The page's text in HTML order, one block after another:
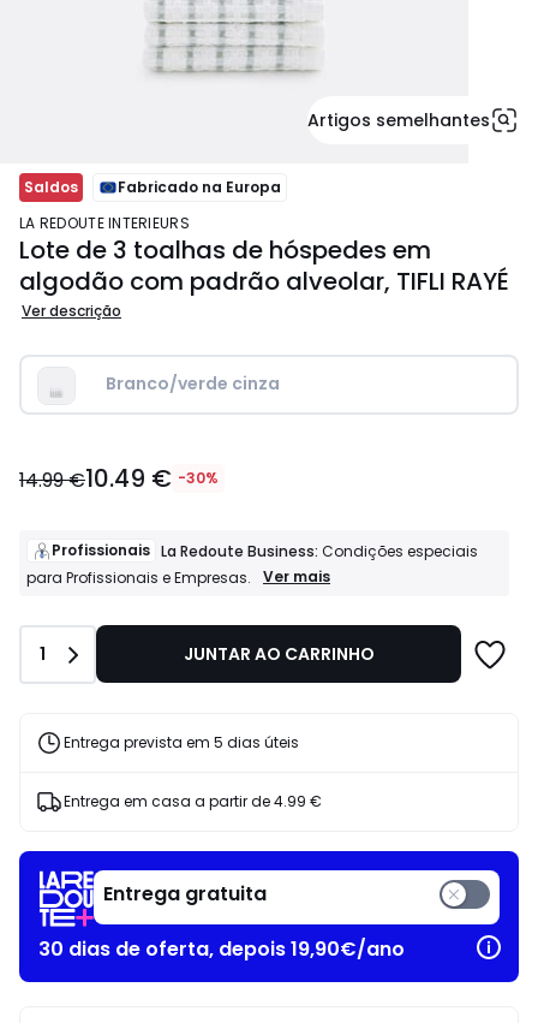
Artigos semelhantes
Saldos
Fabricado na Europa
LA REDOUTE INTERIEURS
Lote de 3 toalhas de hóspedes em
algodão com padrão alveolar, TIFLI RAYÉ
Ver descrição
Branco/verde cinza
€
de
14.99
30%
desconto
14.99 €10.49 € -30%
Profissionais La Redoute Business: Condições especiais
para Profissionais e Empresas.
Profissionais
Condições
e
Ver mais
Quantidade
1 JUNTAR AO CARRINHO
Entrega prevista em 5 dias úteis
Entrega em casa a partir de4.99 €
Entrega gratuita
30 dias de oferta, depois 19,90€/ano